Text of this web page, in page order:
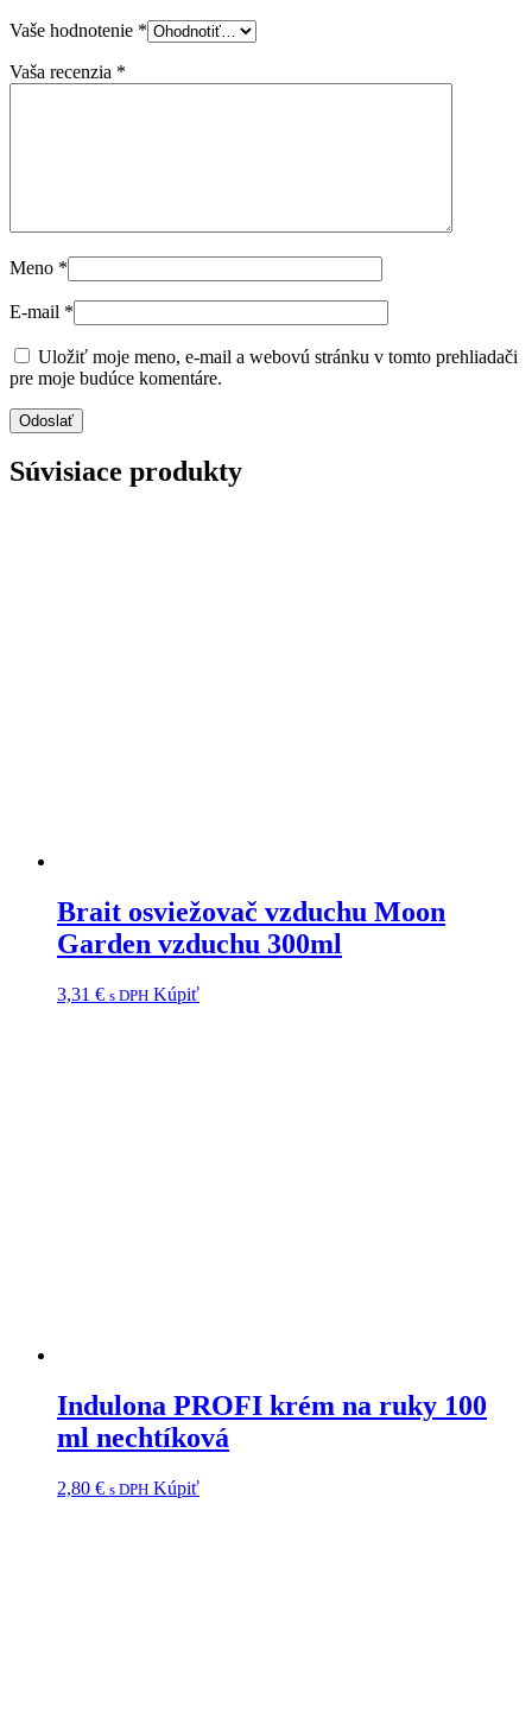
Vaše hodnotenie *
Vaša recenzia *
Meno *
E-mail *
Uložiť moje meno, e-mail a webovú stránku v tomto prehliadači
pre moje budúce komentáre.
Súvisiace produkty
Brait osviežovač vzduchu Moon
Garden vzduchu 300ml
3,31 € s DPH Kúpiť
Indulona PROFI krém na ruky 100
ml nechtíková
2,80 € s DPH Kúpiť